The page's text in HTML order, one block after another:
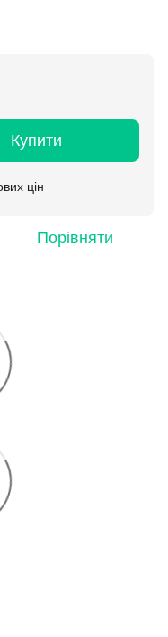
Купити
цін
Порівняти